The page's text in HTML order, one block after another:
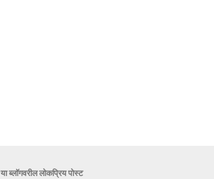
या ब्लॉगवरील लोकप्रिय पोस्ट